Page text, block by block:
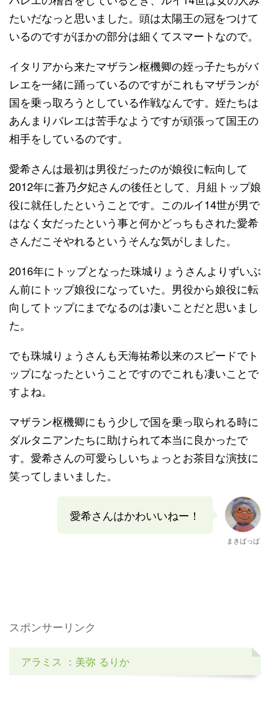
たいだなっと思いました。頭は太陽王の冠をつけて
いるのですがほかの部分は細くてスマートなので。
イタリアから来たマザラン枢機卿の姪っ子たちがバ
レエを一緒に踊っているのですがこれもマザランが
国を乗っ取ろうとしている作戦なんです。姪たちは
あんまりバレエは苦手なようですが頑張って国王の
相手をしているのです。
愛希さんは最初は男役だったのが娘役に転向して
2012年に蒼乃夕妃さんの後任として、月組トップ娘
役に就任したということです。このルイ14世が男で
はなく女だったという事と何かどっちもされた愛希
さんだこそやれるというそんな気がしました。
2016年にトップとなった珠城りょうさんよりずいぶ
ん前にトップ娘役になっていた。男役から娘役に転
向してトップにまでなるのは凄いことだと思いまし
た。
でも珠城りょうさんも天海祐希以来のスピードでト
ップになったということですのでこれも凄いことで
すよね。
マザラン枢機卿にもう少しで国を乗っ取られる時に
ダルタニアンたちに助けられて本当に良かったで
す。愛希さんの可愛らしいちょっとお茶目な演技に
笑ってしまいました。
愛希さんはかわいいねー！
まきばっぱ
スポンサーリンク
アラミス ：美弥 るりか